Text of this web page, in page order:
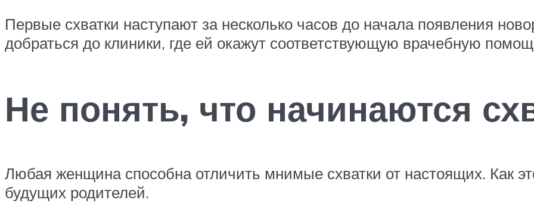
Первые схватки наступают за несколько часов до начала появления
добраться до клиники, где ей окажут соответствующую врачебную
Не понять, что начинаются
Любая женщина способна отличить мнимые схватки от настоящих. Как
будущих родителей.